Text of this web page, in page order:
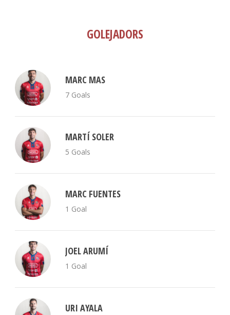
GOLEJADORS
MARC MAS
7 Goals
MARTÍ SOLER
5 Goals
MARC FUENTES
1 Goal
JOEL ARUMÍ
1 Goal
URI AYALA